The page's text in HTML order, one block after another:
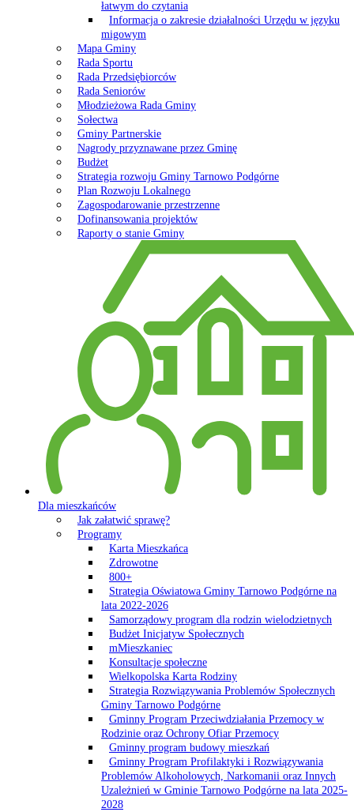
łatwym do czytania
Informacja o zakresie działalności Urzędu w języku
migowym
Mapa Gminy
Rada Sportu
Rada Przedsiębiorców
Rada Seniorów
Młodzieżowa Rada Gminy
Sołectwa
Gminy Partnerskie
Nagrody przyznawane przez Gminę
Budżet
Strategia rozwoju Gminy Tarnowo Podgórne
Plan Rozwoju Lokalnego
Zagospodarowanie przestrzenne
Dofinansowania projektów
Raporty o stanie Gminy
Dla mieszkańców
Jak załatwić sprawę?
Programy
Karta Mieszkańca
Zdrowotne
800+
Strategia Oświatowa Gminy Tarnowo Podgórne na
lata 2022-2026
Samorządowy program dla rodzin wielodzietnych
Budżet Inicjatyw Społecznych
mMieszkaniec
Konsultacje społeczne
Wielkopolska Karta Rodziny
Strategia Rozwiązywania Problemów Społecznych
Gminy Tarnowo Podgórne
Gminny Program Przeciwdziałania Przemocy w
Rodzinie oraz Ochrony Ofiar Przemocy
Gminny program budowy mieszkań
Gminny Program Profilaktyki i Rozwiązywania
Problemów Alkoholowych, Narkomanii oraz Innych
Uzależnień w Gminie Tarnowo Podgórne na lata 2025-
2028